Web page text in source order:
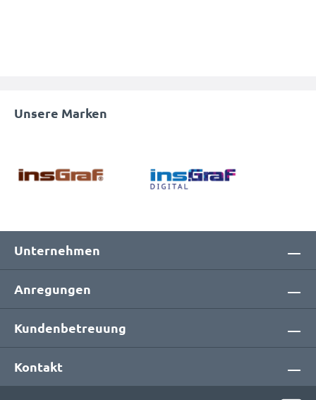
Unsere Marken
Unternehmen
Anregungen
Kundenbetreuung
Kontakt